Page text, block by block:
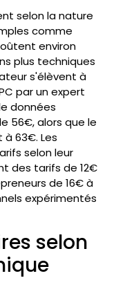
selon la nature
comme
environ
plus techniques
s'élèvent à
par un expert
données
56€, alors que le
63€. Les
selon leur
des tarifs de 12€
de 16€ à
expérimentés
selon